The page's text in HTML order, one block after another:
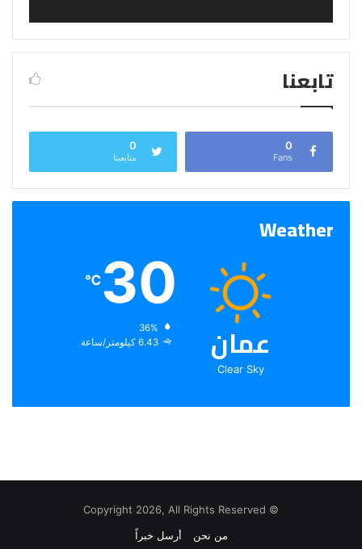
تابعنا
0
Fans
0
متابعينا
Weather
عمان
Clear Sky
30
℃
الرطوبة:
الرياح:
© Copyright 2026, All Rights Reserved
من نحن
أرسل خبراً